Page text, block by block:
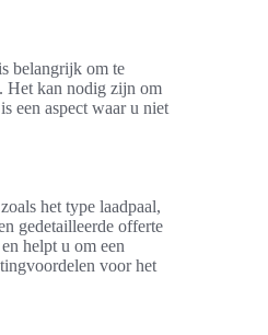
belangrijk om te
Het kan nodig zijn om
een aspect waar u niet
het type laadpaal,
gedetailleerde offerte
helpt u om een
voor het